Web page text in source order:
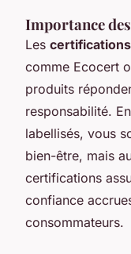
Importance
Les
comme Ecocert
produits
responsabilité.
labellisés, vous
bien-être, mais
certifications
confiance
consommateurs.